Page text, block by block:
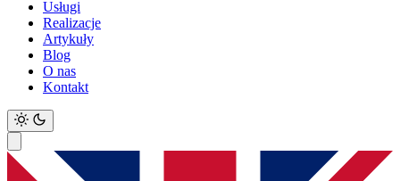
Usługi
Realizacje
Artykuły
Blog
O nas
Kontakt